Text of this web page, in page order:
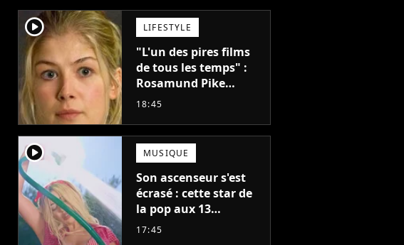
réalisateur claque la
porte pour "différends
créatifs"
player2 LIFESTYLE
"L'un des pires films
de tous les temps" :
Rosamund Pike
pensait que ce film
fiction avec Dwayne
Johnson mettrait fin à
sa carrière
18:45
player2 MUSIQUE
Son ascenseur s'est
écrasé : cette star de
la pop aux 13
milliards d'écoutes a
17:45